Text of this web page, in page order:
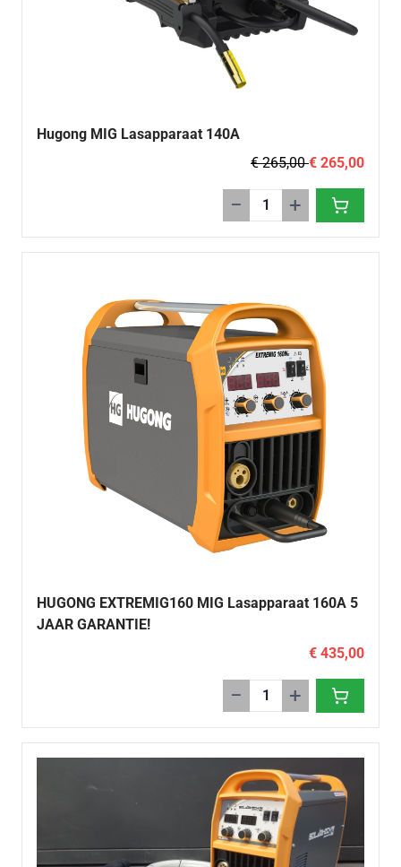
Hugong MIG Lasapparaat 140A
€ 265,00€ 265,00
− +
HUGONG EXTREMIG160 MIG Lasapparaat 160A 5
JAAR GARANTIE!
€ 435,00
− +